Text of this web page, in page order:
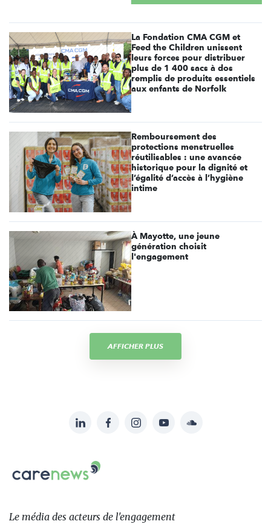
La Fondation CMA CGM et
Feed the Children unissent
leurs forces pour distribuer
plus de 1 400 sacs à dos
remplis de produits essentiels
aux enfants de Norfolk
Remboursement des
protections menstruelles
réutilisables : une avancée
historique pour la dignité et
l’égalité d’accès à l’hygiène
intime
À Mayotte, une jeune
génération choisit
l'engagement
AFFICHER PLUS
sur:
LinkedInFacebookInstagramYouTubeSoundcloud
Carenews,
Le
des
Le média des acteurs de l'engagement